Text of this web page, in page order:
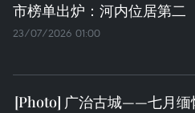
市榜单出炉：河内位居第二
23/07/2026 01:00
广治古城——七月缅